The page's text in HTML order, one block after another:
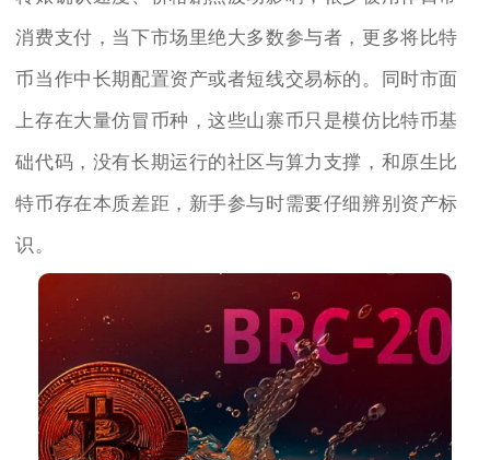
消费支付，当下市场里绝大多数参与者，更多将比特
币当作中长期配置资产或者短线交易标的。同时市面
上存在大量仿冒币种，这些山寨币只是模仿比特币基
础代码，没有长期运行的社区与算力支撑，和原生比
特币存在本质差距，新手参与时需要仔细辨别资产标
识。